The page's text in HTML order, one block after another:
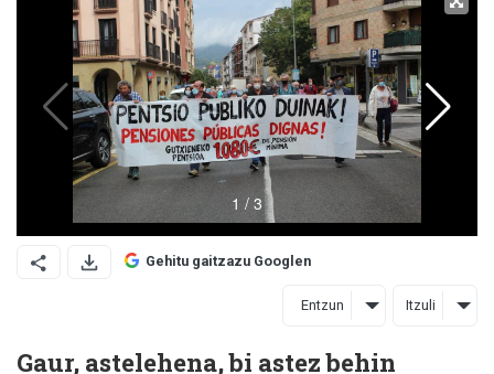
Gehitu gaitzazu Googlen
Entzun Itzuli
Gaur, astelehena, bi astez behin